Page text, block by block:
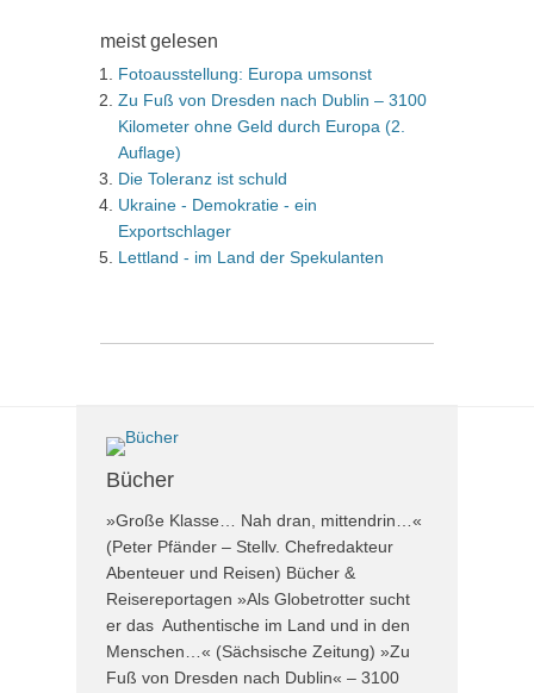
meist gelesen
Fotoausstellung: Europa umsonst
Zu Fuß von Dresden nach Dublin – 3100
Kilometer ohne Geld durch Europa (2.
Auflage)
Die Toleranz ist schuld
Ukraine - Demokratie - ein
Exportschlager
Lettland - im Land der Spekulanten
Bücher
»Große Klasse… Nah dran, mittendrin…«
(Peter Pfänder – Stellv. Chefredakteur
Abenteuer und Reisen) Bücher &
Reisereportagen »Als Globetrotter sucht
er das Authentische im Land und in den
Menschen…« (Sächsische Zeitung) »Zu
Fuß von Dresden nach Dublin« – 3100